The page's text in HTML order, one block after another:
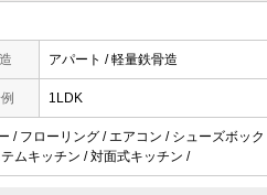
アパート / 軽量鉄骨造
1LDK
/ フローリング / エアコン / シューズボック
ムキッチン / 対面式キッチン /